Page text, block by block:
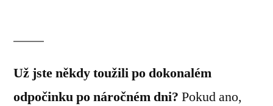
Už jste někdy toužili po dokonalém
odpočinku po náročném dni? Pokud ano,